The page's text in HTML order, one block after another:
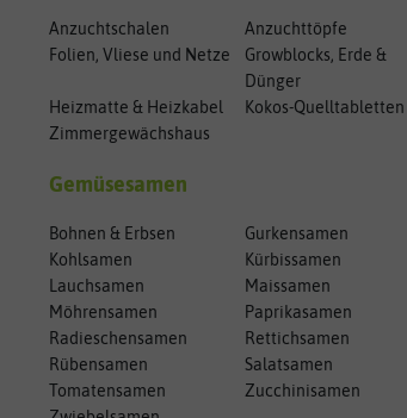
Anzuchtschalen
Anzuchttöpfe
Folien, Vliese und Netze
Growblocks, Erde &
Dünger
Heizmatte & Heizkabel
Kokos-Quelltabletten
Zimmergewächshaus
Gemüsesamen
Bohnen & Erbsen
Gurkensamen
Kohlsamen
Kürbissamen
Lauchsamen
Maissamen
Möhrensamen
Paprikasamen
Radieschensamen
Rettichsamen
Rübensamen
Salatsamen
Tomatensamen
Zucchinisamen